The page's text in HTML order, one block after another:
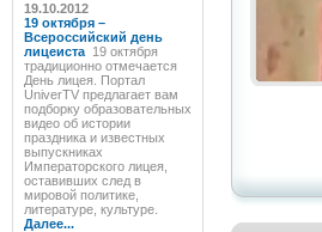
19.10.2012
19 октября –
Всероссийский день
лицеиста 19 октября
традиционно отмечается
День лицея. Портал
UniverTV предлагает вам
подборку образовательных
видео об истории
праздника и известных
выпускниках
Императорского лицея,
оставивших след в
мировой политике,
литературе, культуре.
Далее...